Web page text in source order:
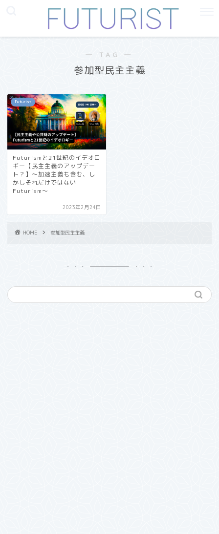
― TAG ―
参加型民主主義
Futurist
Futurismと21世紀のイデオロ
ギー【民主主義のアップデー
ト？】〜加速主義も含む、し
かしそれだけではない
Futurism〜
2023年2月24日
HOME 参加型民主主義